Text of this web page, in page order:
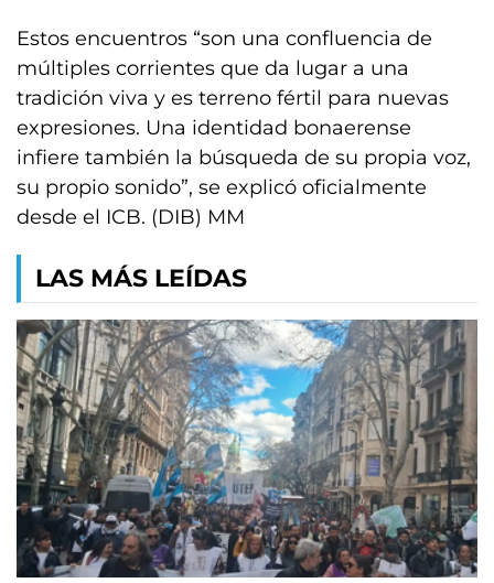
Estos encuentros “son una confluencia de
múltiples corrientes que da lugar a una
tradición viva y es terreno fértil para nuevas
expresiones. Una identidad bonaerense
infiere también la búsqueda de su propia voz,
su propio sonido”, se explicó oficialmente
desde el ICB. (DIB) MM
LAS MÁS LEÍDAS